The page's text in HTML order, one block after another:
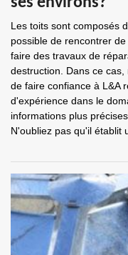
Les toits sont composés
possible de rencontrer
faire des travaux de
destruction. Dans ce
de faire confiance à L&A
d'expérience dans le
informations plus
N'oubliez pas qu'il établit